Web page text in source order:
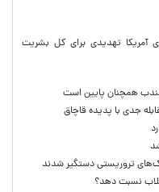
آمریکا تهدیدی برای کل بشریت
همچنان پایین است
جدی با پدیده قاچاق
نسبت دهد؟